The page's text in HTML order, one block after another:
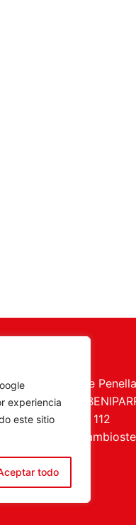
experiencia
este sitio
todo
Camí Font de
C.P. 46469
Tel. 960 727 112